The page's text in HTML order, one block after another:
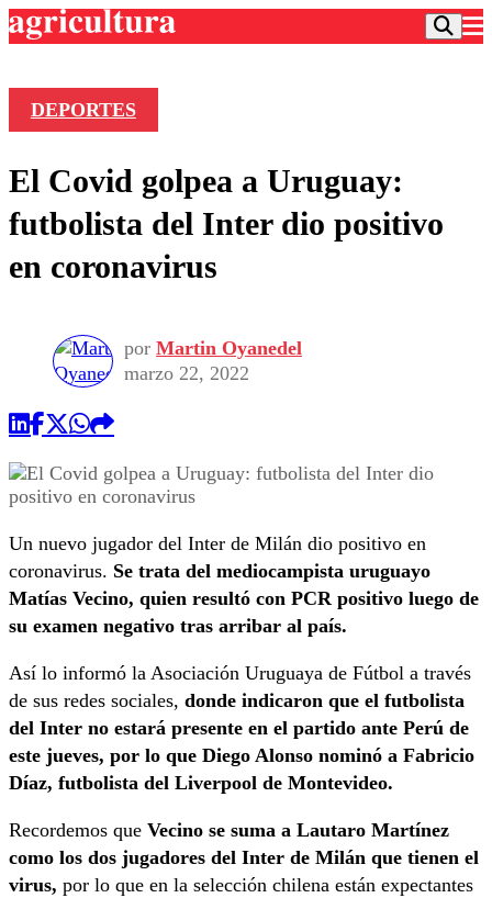
Frecuencias
Agricultura TV
Deportes
Colo Colo
Otros Deportes
Seleccion Chilena
Torneo Internacional
Universidad de Chile
Entretención
Dato Practico
Economía
Internacional
Sustentabilidad
Publicaciones en medios
Opinión
DEPORTES
El Covid golpea a Uruguay:
futbolista del Inter dio positivo
en coronavirus
por Martin Oyanedel
marzo 22, 2022
Un nuevo jugador del Inter de Milán dio positivo en
coronavirus. Se trata del mediocampista uruguayo
Matías Vecino, quien resultó con PCR positivo luego de
su examen negativo tras arribar al país.
Así lo informó la Asociación Uruguaya de Fútbol a través
de sus redes sociales, donde indicaron que el futbolista
del Inter no estará presente en el partido ante Perú de
este jueves, por lo que Diego Alonso nominó a Fabricio
Díaz, futbolista del Liverpool de Montevideo.
Recordemos que Vecino se suma a Lautaro Martínez
como los dos jugadores del Inter de Milán que tienen el
virus, por lo que en la selección chilena están expectantes